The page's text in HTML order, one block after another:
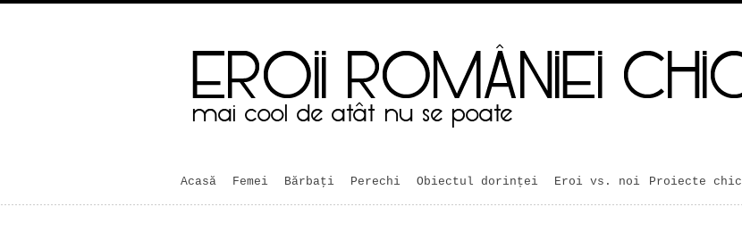
Acasă Femei Bărbaţi Perechi Obiectul dorinței Eroi vs. noi Proiecte chic